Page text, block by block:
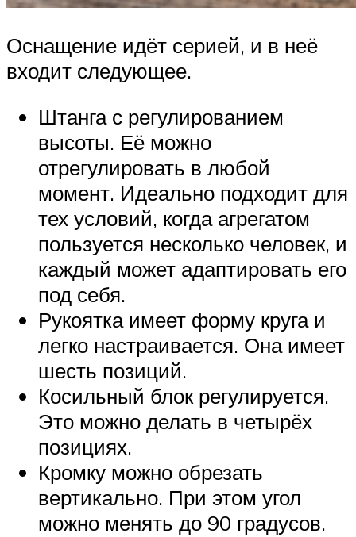
Оснащение идёт серией, и в неё
входит следующее.
Штанга с регулированием
высоты. Её можно
отрегулировать в любой
момент. Идеально подходит для
тех условий, когда агрегатом
пользуется несколько человек, и
каждый может адаптировать его
под себя.
Рукоятка имеет форму круга и
легко настраивается. Она имеет
шесть позиций.
Косильный блок регулируется.
Это можно делать в четырёх
позициях.
Кромку можно обрезать
вертикально. При этом угол
можно менять до 90 градусов.